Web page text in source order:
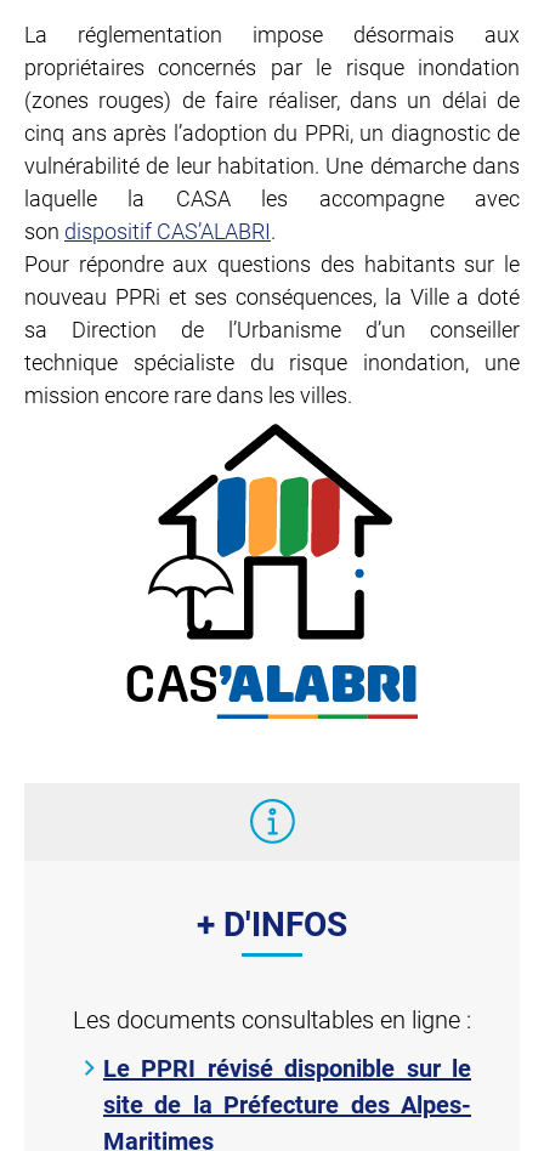
La réglementation impose désormais aux
propriétaires concernés par le risque inondation
(zones rouges) de faire réaliser, dans un délai de
cinq ans après l’adoption du PPRi, un diagnostic de
vulnérabilité de leur habitation. Une démarche dans
laquelle la CASA les accompagne avec
son dispositif CAS’ALABRI.
Pour répondre aux questions des habitants sur le
nouveau PPRi et ses conséquences, la Ville a doté
sa Direction de l’Urbanisme d’un conseiller
technique spécialiste du risque inondation, une
mission encore rare dans les villes.
+ D'INFOS
Les documents consultables en ligne :
Le PPRI révisé disponible sur le
site de la Préfecture des Alpes-
Maritimes